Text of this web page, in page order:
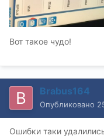
Вот такое чудо!
Brabus164
Опубликовано
Ошибки таки